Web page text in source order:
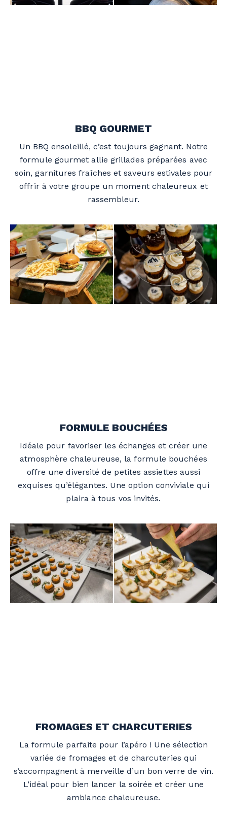
BBQ GOURMET
Un BBQ ensoleillé, c’est toujours gagnant. Notre
formule gourmet allie grillades préparées avec
soin, garnitures fraîches et saveurs estivales pour
offrir à votre groupe un moment chaleureux et
rassembleur.
FORMULE BOUCHÉES
Idéale pour favoriser les échanges et créer une
atmosphère chaleureuse, la formule bouchées
offre une diversité de petites assiettes aussi
exquises qu’élégantes. Une option conviviale qui
plaira à tous vos invités.
FROMAGES ET CHARCUTERIES
La formule parfaite pour l’apéro ! Une sélection
variée de fromages et de charcuteries qui
s’accompagnent à merveille d’un bon verre de vin.
L’idéal pour bien lancer la soirée et créer une
ambiance chaleureuse.